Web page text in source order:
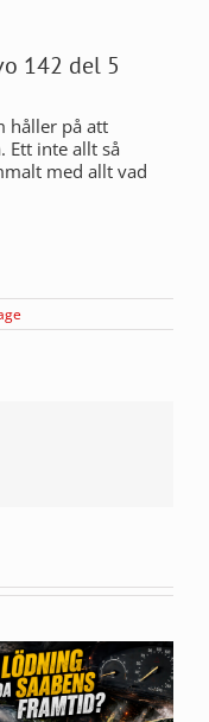
142 del 5
håller på att
Ett inte allt så
med allt vad